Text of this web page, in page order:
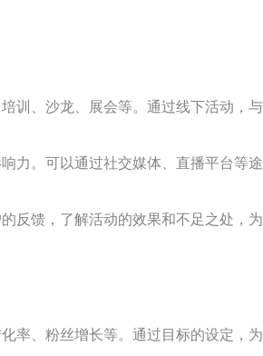
训、沙龙、展会等。通过线下活动，
力。可以通过社交媒体、直播平台等
反馈，了解活动的效果和不足之处，为
率、粉丝增长等。通过目标的设定，为